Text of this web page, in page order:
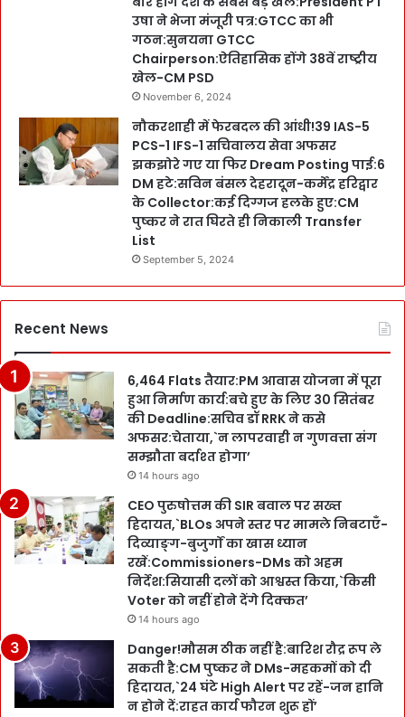
उषा ने भेजा मंजूरी पत्र:GTCC का भी
गठन:सुनयना GTCC
Chairperson:ऐतिहासिक होंगे 38वें राष्ट्रीय
खेल-CM PSD
November 6, 2024
नौकरशाही में फेरबदल की आंधी!39 IAS-5
PCS-1 IFS-1 सचिवालय सेवा अफसर
झकझोरे गए या फिर Dream Posting पाई:6
DM हटे:सविन बंसल देहरादून-कर्मेंद्र हरिद्वार
के Collector:कई दिग्गज हलके हुए:CM
पुष्कर ने रात घिरते ही निकाली Transfer
List
September 5, 2024
Recent News
6,464 Flats तैयार:PM आवास योजना में पूरा
हुआ निर्माण कार्य:बचे हुए के लिए 30 सितंबर
की Deadline:सचिव डॉ RRK ने कसे
अफसर:चेताया,`न लापरवाही न गुणवत्ता संग
सम्झौता बर्दाश्त होगा’
14 hours ago
CEO पुरुषोत्तम की SIR बवाल पर सख्त
हिदायत,`BLOs अपने स्तर पर मामले निबटाएँ-
दिव्याङ्ग-बुजुर्गों का खास ध्यान
रखें:Commissioners-DMs को अहम
निर्देश:सियासी दलों को आश्वस्त किया,`किसी
Voter को नहीं होने देंगे दिक्कत’
14 hours ago
Danger!मौसम ठीक नहीं है:बारिश रौद्र रूप ले
सकती है:CM पुष्कर ने DMs-महकमों को दी
हिदायत,`24 घंटे High Alert पर रहें-जन हानि
न होने दें:राहत कार्य फौरन शुरू हों’